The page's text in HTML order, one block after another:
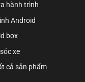
hành trình
Android
box
xe
cả sản phẩm